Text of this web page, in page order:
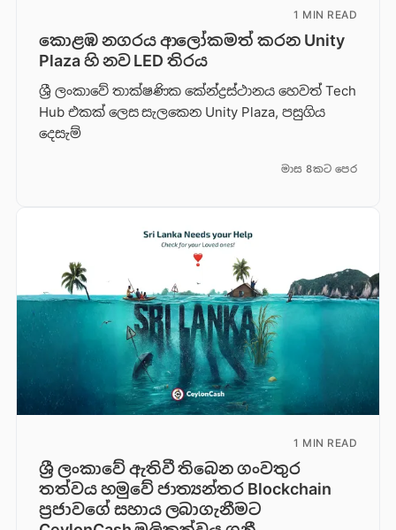
1 MIN READ
කොළඹ නගරය ආලෝකමත් කරන Unity
Plaza හි නව LED තිරය
ශ්‍රී ලංකාවේ තාක්ෂණික කේන්ද්‍රස්ථානය හෙවත් Tech
Hub එකක් ලෙස සැලකෙන Unity Plaza, පසුගිය
දෙසැම්
මාස 8කට පෙර
1 MIN READ
ශ්‍රී ලංකාවේ ඇතිවී තිබෙන ගංවතුර
තත්වය හමුවේ ජාත්‍යන්තර Blockchain
ප්‍රජාවගේ සහාය ලබාගැනීමට